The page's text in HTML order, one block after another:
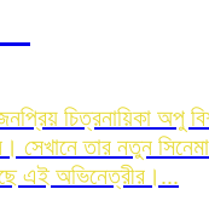
চিত্রনায়িকা অপু
তার নতুন সিনেমা
এই অভিনেত্রীর।...